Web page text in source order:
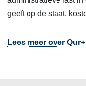
geeft op de staat,
Lees meer over Qur+